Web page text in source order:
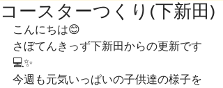
コースターつくり(下新田)
こんにちは😊
さぼてんきっず下新田からの更新です
💻✨
今週も元気いっぱいの子供達の様子を